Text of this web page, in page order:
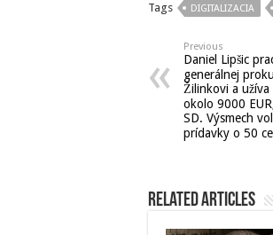
Tags DIGITALIZACIA
Previous
Daniel Lipšic
generálnej
Žilinkovi a
okolo 9000
SD. Výsmech
prídavky o 50
Related Articles